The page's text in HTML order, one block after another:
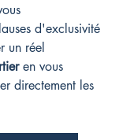
d'exclusivité
un réel
en vous
directement les